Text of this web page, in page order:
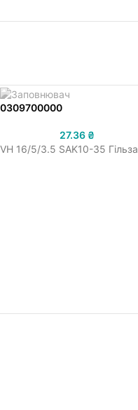
0309700000
27.36 ₴
VH 16/5/3.5 SAK10-35 Гільза